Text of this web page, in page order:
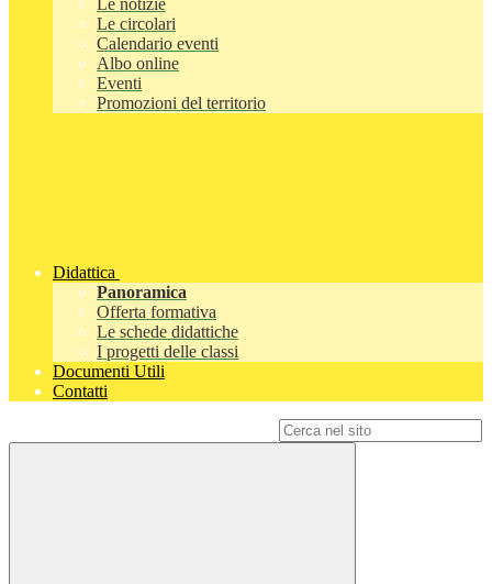
Le notizie
Le circolari
Calendario eventi
Albo online
Eventi
Promozioni del territorio
Didattica
Panoramica
Offerta formativa
Le schede didattiche
I progetti delle classi
Documenti Utili
Contatti